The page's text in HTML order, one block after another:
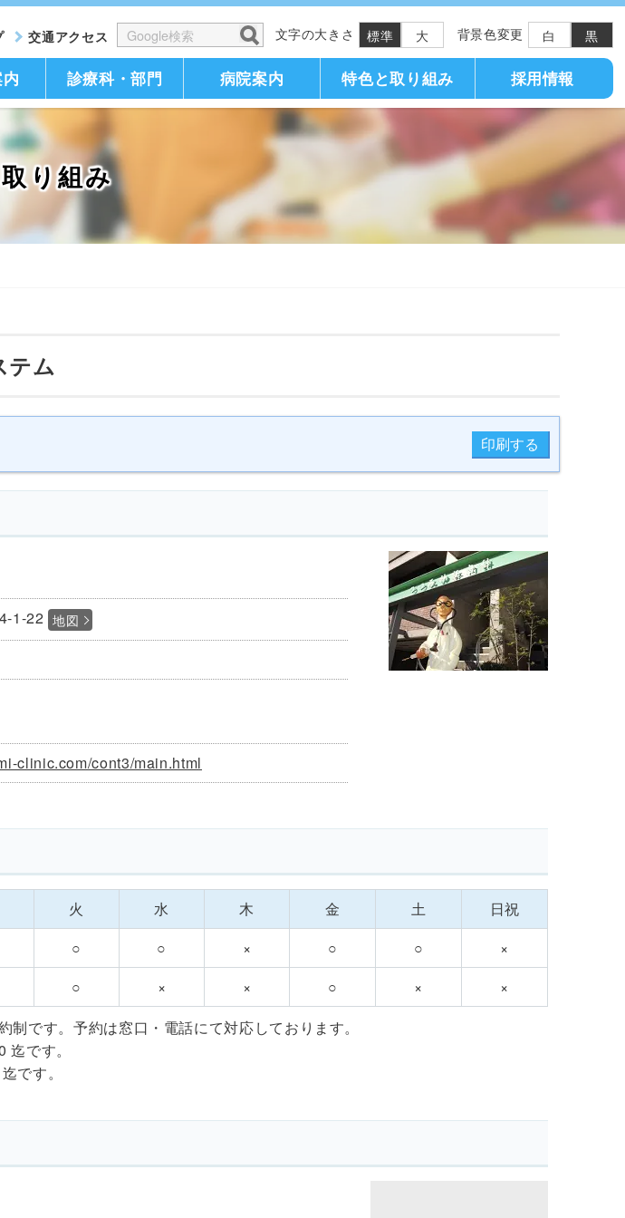
交通アクセス 文字の大きさ 標準 大 背景色変更 白 黒
診療科・部門 病院案内 特色と取り組み 採用情報
り組み
テム
1-22 地図
clinic.com/cont3/main.html
火 水 木 金 土
日祝
○ ○ × ○ ○
×
○ × × ○ ×
×
です。予約は窓口・電話にて対応しております。
です。
です。